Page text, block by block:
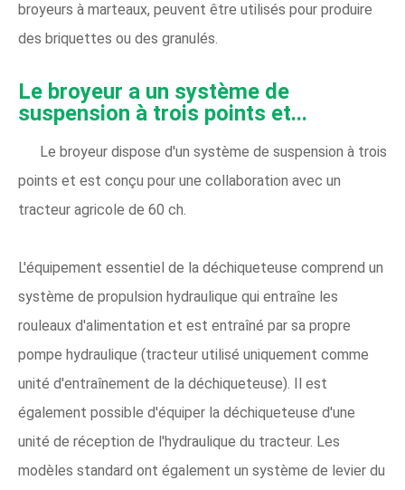
broyeurs à marteaux, peuvent être utilisés pour produire
des briquettes ou des granulés.
Le broyeur a un système de
suspension à trois points et...
Le broyeur dispose d'un système de suspension à trois
points et est conçu pour une collaboration avec un
tracteur agricole de 60 ch.
L'équipement essentiel de la déchiqueteuse comprend un
système de propulsion hydraulique qui entraîne les
rouleaux d'alimentation et est entraîné par sa propre
pompe hydraulique (tracteur utilisé uniquement comme
unité d'entraînement de la déchiqueteuse). Il est
également possible d'équiper la déchiqueteuse d'une
unité de réception de l'hydraulique du tracteur. Les
modèles standard ont également un système de levier du